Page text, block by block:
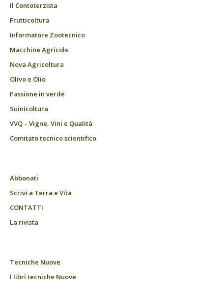
Il Contoterzista
Frutticoltura
Informatore Zootecnico
Macchine Agricole
Nova Agricoltura
Olivo e Olio
Passione in verde
Suinicoltura
VVQ – Vigne, Vini e Qualità
Comitato tecnico scientifico
Abbonati
Scrivi a Terra e Vita
CONTATTI
La rivista
Tecniche Nuove
I libri tecniche Nuove